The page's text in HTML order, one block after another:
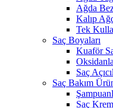
Ağda
Kalıp
Tek
Saç Boyaları
Kuaför
Saç
Saç Bakım
Saç